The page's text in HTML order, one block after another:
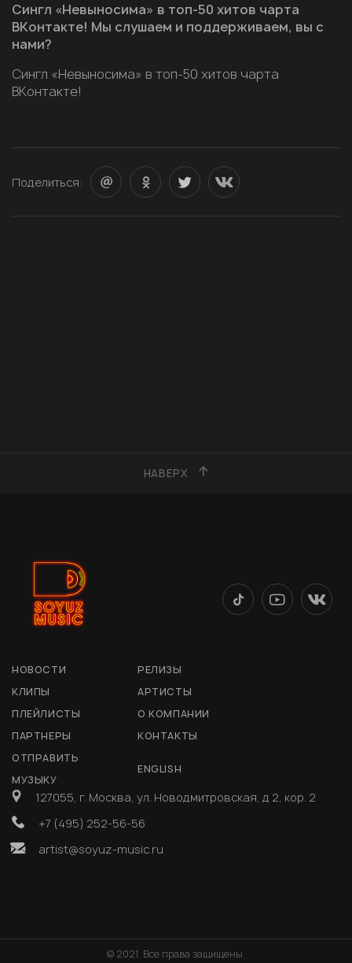
Сингл «Невыносима» в топ-50 хитов чарта
ВКонтакте! Мы слушаем и поддерживаем, вы с
нами?
Сингл «Невыносима» в топ-50 хитов чарта
ВКонтакте!
Поделиться:
НАВЕРХ
НОВОСТИ
РЕЛИЗЫ
КЛИПЫ
АРТИСТЫ
ПЛЕЙЛИСТЫ
О КОМПАНИИ
ПАРТНЕРЫ
КОНТАКТЫ
ОТПРАВИТЬ
МУЗЫКУ
ENGLISH
127055, г. Москва, ул. Новодмитровская, д 2, кор. 2
+7 (495) 252-56-56
artist@soyuz-music.ru
© 2021. Все права защищены.